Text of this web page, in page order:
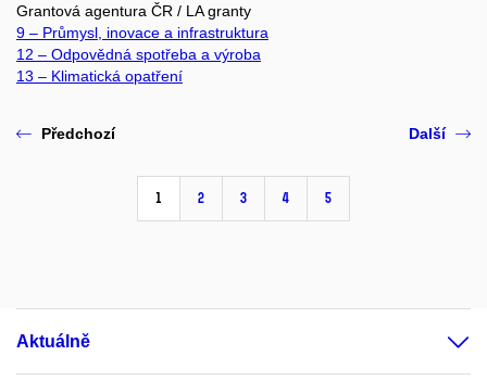
Grantová agentura ČR / LA granty
9 – Průmysl, inovace a infrastruktura
12 – Odpovědná spotřeba a výroba
13 – Klimatická opatření
Předchozí
1 2 3 4 5
Další
Aktuálně